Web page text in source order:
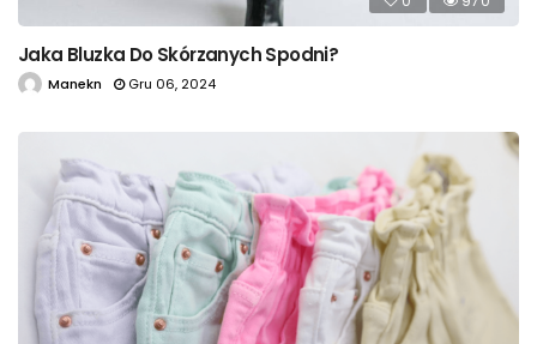
Jaka Bluzka Do Skórzanych Spodni?
Manekn Gru 06, 2024